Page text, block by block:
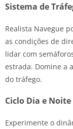
Sistema de
Realista Navegue
as condições de
lidar com
estrada. Domine a
do tráfego.
Ciclo Dia e Noite
Experimente o